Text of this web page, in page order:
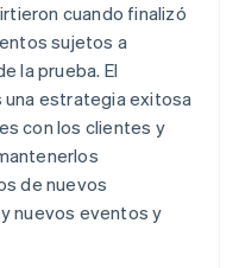
cuando finalizó
sujetos a
la prueba. El
estrategia exitosa
con los clientes y
de nuevos
nuevos eventos y